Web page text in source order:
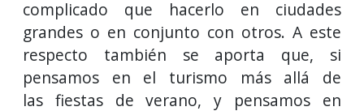
complicado que hacerlo en ciudades
grandes o en conjunto con otros. A este
respecto también se aporta que, si
pensamos en el turismo más allá de
las fiestas de verano, y pensamos en